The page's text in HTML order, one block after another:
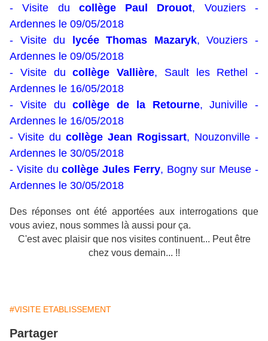
- Visite du collège Paul Drouot, Vouziers -
Ardennes le 09/05/2018
- Visite du
lycée Thomas Mazaryk, Vouziers -
Ardennes le 09/05/2018
- Visite du
collège Vallière, Sault les Rethel -
Ardennes le 16/05/2018
- Visite ducollège de la Retourne, Juniville -
Ardennes le 16/05/2018
- Visite du collège Jean Rogissart, Nouzonville -
Ardennes le 30/05/2018
- Visite du collège Jules Ferry, Bogny sur Meuse -
Ardennes le 30/05/2018
Des réponses ont été apportées aux interrogations que
vous aviez, nous sommes là aussi pour ça.
C'est avec plaisir que nos visites continuent... Peut être
chez vous demain... !!
#VISITE ETABLISSEMENT
Partager